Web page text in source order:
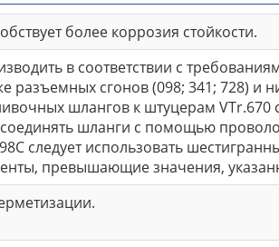
более коррозия стойкости.
в соответствии с
разъемных сгонов (098; 341; 728) и
шлангов к штуцерам
шланги с помощью
следует использовать
превышающие значения,